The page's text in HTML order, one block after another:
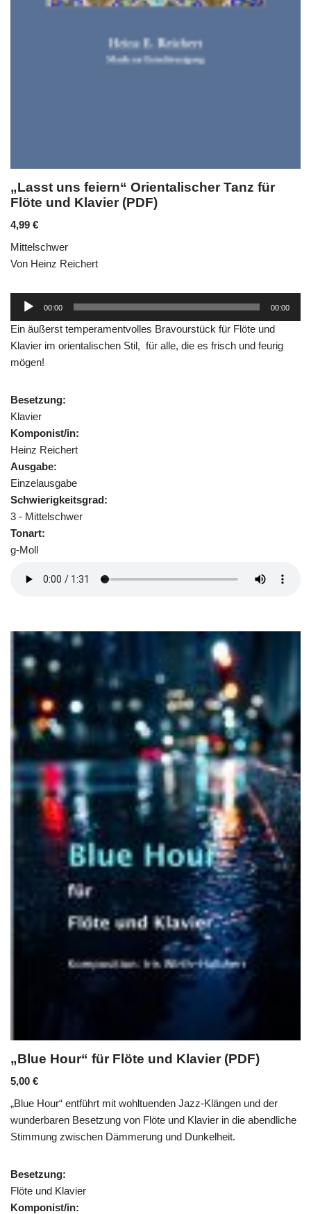
„Lasst uns feiern“ Orientalischer Tanz für
Flöte und Klavier (PDF)
4,99 €
Mittelschwer
Von Heinz Reichert
Audio-
00:00 00:00
Ein äußerst temperamentvolles Bravourstück für Flöte und
Klavier im orientalischen Stil, für alle, die es frisch und feurig
mögen!
Besetzung:
Klavier
Komponist/in:
Heinz Reichert
Ausgabe:
Einzelausgabe
Schwierigkeitsgrad:
3 - Mittelschwer
Tonart:
g-Moll
„Blue Hour“ für Flöte und Klavier (PDF)
5,00 €
„Blue Hour“ entführt mit wohltuenden Jazz-Klängen und der
wunderbaren Besetzung von Flöte und Klavier in die abendliche
Stimmung zwischen Dämmerung und Dunkelheit.
Besetzung:
Flöte und Klavier
Komponist/in: